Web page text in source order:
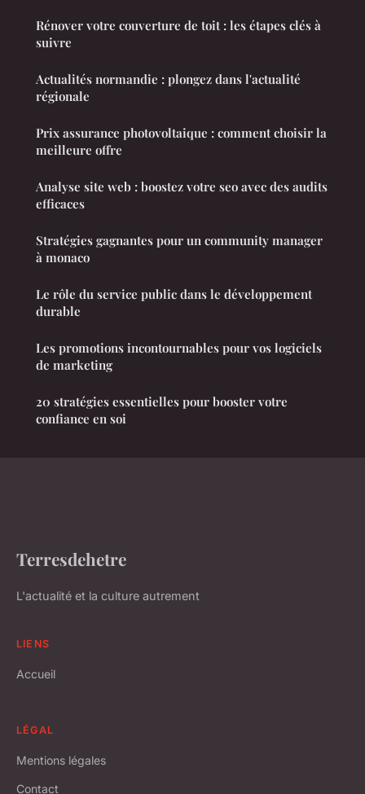
Rénover votre couverture de toit : les étapes clés à
suivre
Actualités normandie : plongez dans l'actualité
régionale
Prix assurance photovoltaique : comment choisir la
meilleure offre
Analyse site web : boostez votre seo avec des audits
efficaces
Stratégies gagnantes pour un community manager
à monaco
Le rôle du service public dans le développement
durable
Les promotions incontournables pour vos logiciels
de marketing
20 stratégies essentielles pour booster votre
confiance en soi
Terresdehetre
L'actualité et la culture autrement
LIENS
Accueil
LÉGAL
Mentions légales
Contact